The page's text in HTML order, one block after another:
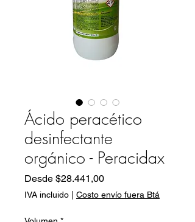
Ácido peracético
desinfectante
orgánico - Peracidax
Desde $28.441,00Precio
oferta
IVA incluido Costo envío fuera Btá